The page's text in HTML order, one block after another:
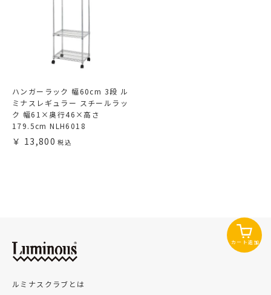
ハンガーラック 幅60cm 3段 ル
ミナスレギュラー スチールラッ
ク 幅61×奥行46×高さ
179.5cm NLH6018
13,800
カート追加
ルミナスクラブとは